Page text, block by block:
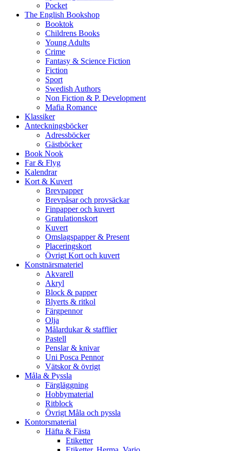
Pocket
The English Bookshop
Booktok
Childrens Books
Young Adults
Crime
Fantasy & Science Fiction
Fiction
Sport
Swedish Authors
Non Fiction & P. Development
Mafia Romance
Klassiker
Anteckningsböcker
Adressböcker
Gästböcker
Book Nook
Far & Flyg
Kalendrar
Kort & Kuvert
Brevpapper
Brevpåsar och provsäckar
Finpapper och kuvert
Gratulationskort
Kuvert
Omslagspapper & Present
Placeringskort
Övrigt Kort och kuvert
Konstnärsmateriel
Akvarell
Akryl
Block & papper
Blyerts & ritkol
Färgpennor
Olja
Målardukar & stafflier
Pastell
Penslar & knivar
Uni Posca Pennor
Vätskor & övrigt
Måla & Pyssla
Färgläggning
Hobbymaterial
Ritblock
Övrigt Måla och pyssla
Kontorsmaterial
Häfta & Fästa
Etiketter